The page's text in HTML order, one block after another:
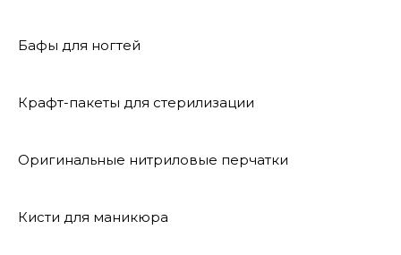
Бафы для ногтей
Крафт-пакеты для стерилизации
Оригинальные нитриловые перчатки
Кисти для маникюра